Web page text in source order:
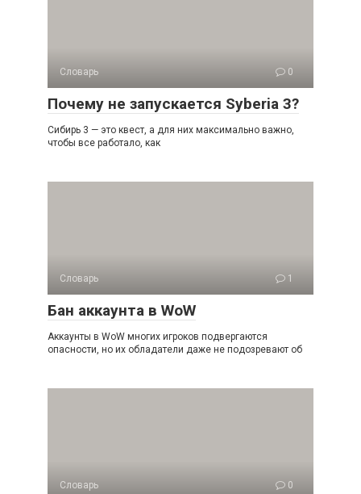
Словарь 0
Почему не запускается Syberia 3?
Сибирь 3 — это квест, а для них максимально важно,
чтобы все работало, как
Словарь 1
Бан аккаунта в WoW
Аккаунты в WoW многих игроков подвергаются
опасности, но их обладатели даже не подозревают об
Словарь 0